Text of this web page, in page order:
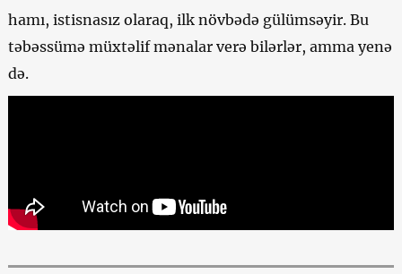
hamı, istisnasız olaraq, ilk növbədə gülümsəyir. Bu
təbəssümə müxtəlif mənalar verə bilərlər, amma yenə
də.